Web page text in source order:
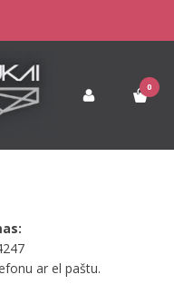
0
ar el paštu.